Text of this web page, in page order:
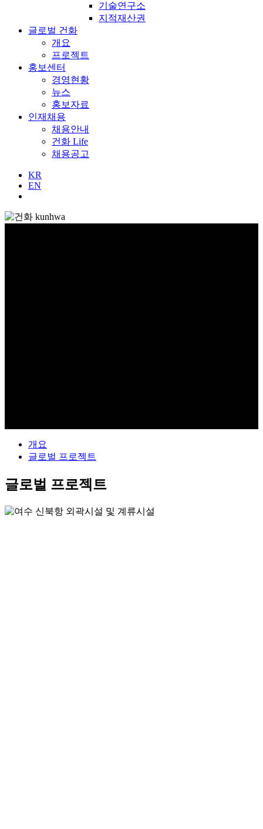
기술연구소
지적재산권
글로벌 건화
개요
프로젝트
홍보센터
경영현황
뉴스
홍보자료
인재채용
채용안내
건화 Life
채용공고
KR
EN
개요
글로벌 프로젝트
글로벌 프로젝트